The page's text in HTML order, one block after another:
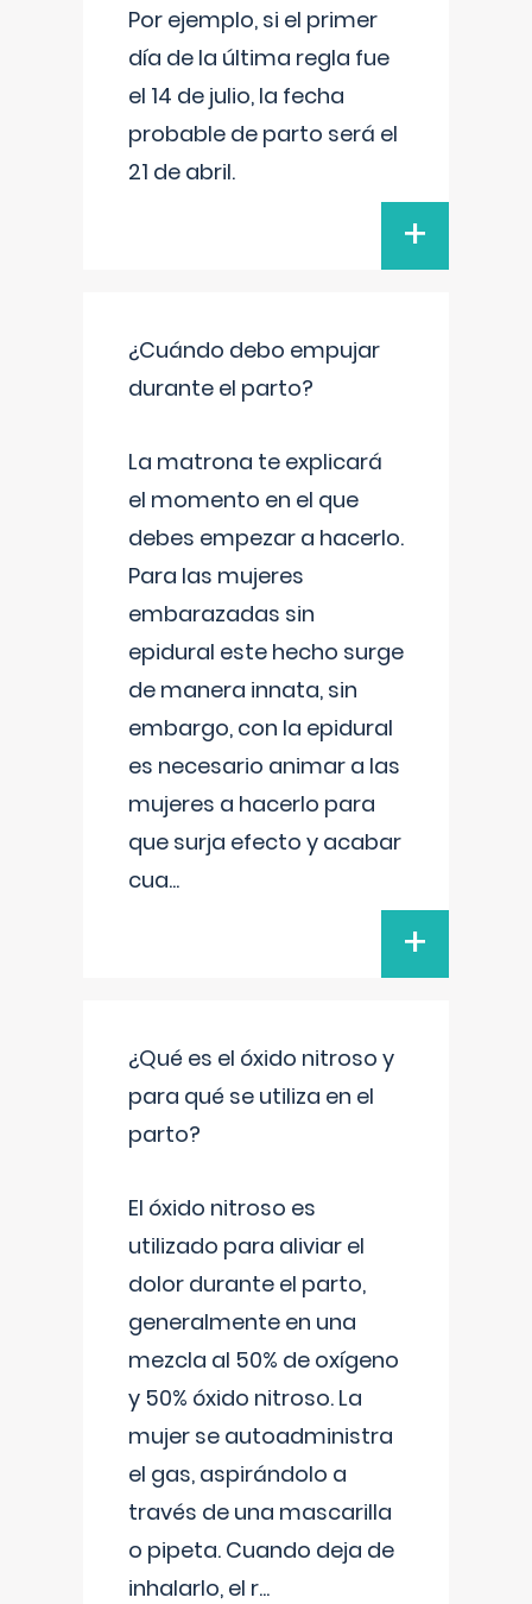
Por ejemplo, si el primer
día de la última regla fue
el 14 de julio, la fecha
probable de parto será el
21 de abril.
+
¿Cuándo debo empujar
durante el parto?
La matrona te explicará
el momento en el que
debes empezar a hacerlo.
Para las mujeres
embarazadas sin
epidural este hecho surge
de manera innata, sin
embargo, con la epidural
es necesario animar a las
mujeres a hacerlo para
que surja efecto y acabar
cua...
+
¿Qué es el óxido nitroso y
para qué se utiliza en el
parto?
El óxido nitroso es
utilizado para aliviar el
dolor durante el parto,
generalmente en una
mezcla al 50% de oxígeno
y 50% óxido nitroso. La
mujer se autoadministra
el gas, aspirándolo a
través de una mascarilla
o pipeta. Cuando deja de
inhalarlo, el r...